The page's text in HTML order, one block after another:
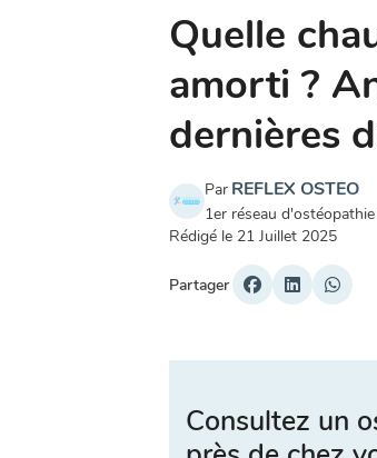
Quelle
amorti ?
dernières
Par REFLEX OSTEO
1er réseau
Rédigé le 21 Juillet 2025
Partager
Consultez un